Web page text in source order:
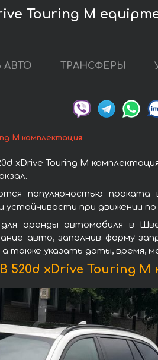
Touring M
АВТО ТРАНСФЕРЫ
M комплектация
xDrive Touring M
популярностью
при движении по
аренды автомобиля в
авто, заполнив форму
также указать даты, время,
xDrive Touring M